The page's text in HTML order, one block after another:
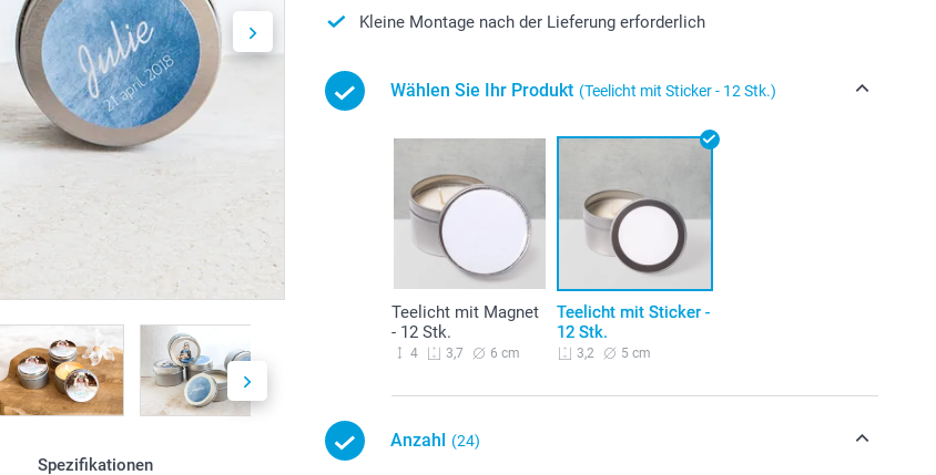
Spezifikationen
Kleine Montage nach der Lieferung erforderlich
Wählen Sie Ihr Produkt (Teelicht mit Sticker - 12 Stk.)
Teelicht mit Magnet
- 12 Stk.
4 3,7 6 cm
Teelicht mit Sticker -
12 Stk.
3,2 5 cm
Anzahl (24)